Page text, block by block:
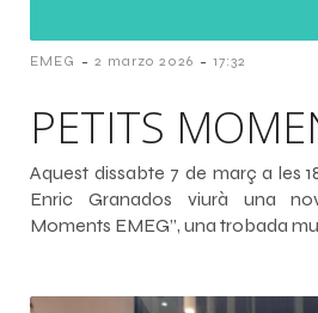
EMEG - 2 marzo 2026 - 17:32
PETITS
Aquest dissabte 7 de març a les
Enric Granados viurà una
Moments EMEG”, una trobada